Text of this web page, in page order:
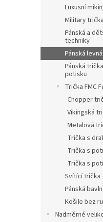
Luxusní
Military trička
Pánská a
techniky
Pánská
Pánská
potisku
Trička FMC
Chopper
Vikingská
Metalová
Trička s
Trička s
Trička s
Svítící trička
Pánská
Košile bez
Nadměrné